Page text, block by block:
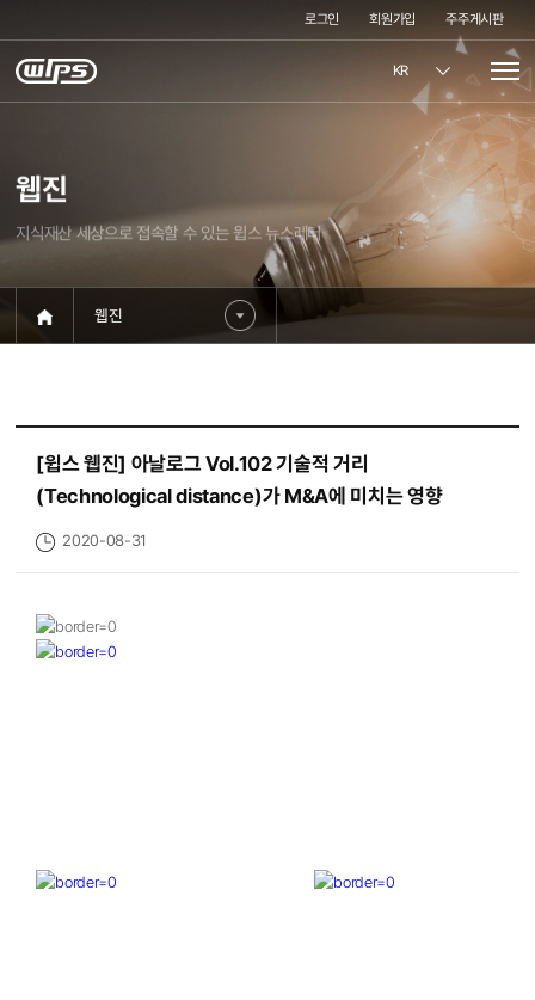
로그인 회원가입 주주게시판
KR
웹진
지식재산 세상으로 접속할 수 있는 윕스 뉴스레터
웹진
[윕스 웹진] 아날로그 Vol.102 기술적 거리
(Technological distance)가 M&A에 미치는 영향
2020-08-31